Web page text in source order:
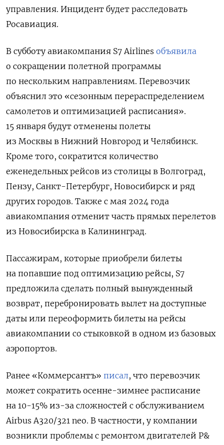
управления. Инцидент будет расследовать
Росавиация.
В субботу авиакомпания S7 Airlines объявила
о сокращении полетной программы
по нескольким направлениям. Перевозчик
объяснил это «сезонным перераспределением
самолетов и оптимизацией расписания».
15 января будут отменены полеты
из Москвы в Нижний Новгород и Челябинск.
Кроме того, сократится количество
еженедельных рейсов из столицы в Волгоград,
Пензу, Санкт-Петербург, Новосибирск и ряд
других городов. Также с мая 2024 года
авиакомпания отменит часть прямых перелетов
из Новосибирска в Калининград.
Пассажирам, которые приобрели билеты
на попавшие под оптимизацию рейсы, S7
предложила сделать полный вынужденный
возврат, перебронировать вылет на доступные
даты или переоформить билеты на рейсы
авиакомпании со стыковкой в одном из базовых
аэропортов.
Ранее «Коммерсантъ» писал, что перевозчик
может сократить осенне-зимнее расписание
на 10-15% из-за сложностей с обслуживанием
Airbus A320/321 neo. В частности, у компании
возникли проблемы с ремонтом двигателей P&